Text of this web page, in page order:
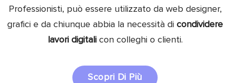
Professionisti, può essere utilizzato da web designer,
grafici e da chiunque abbia la necessità di condividere
lavori digitalicon colleghi o clienti.
Scopri Di Più